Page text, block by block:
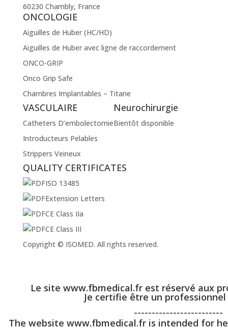
60230 Chambly, France
ONCOLOGIE
Aiguilles de Huber (HC/HD)
Aiguilles de Huber avec ligne de raccordement
ONCO-GRIP
Onco Grip Safe
Chambres Implantables – Titane
VASCULAIRE
Catheters D’embolectomie
Introducteurs Pelables
Strippers Veineux
Neurochirurgie
Bientôt disponible
QUALITY CERTIFICATES
ISO 13485
Extension Letters
CE Class IIa
CE Class III
Copyright © ISOMED. All rights reserved.
Le site www.fbmedical.fr est réservé aux
Je certifie être un
-------------------------
The website www.fbmedical.fr is intended for